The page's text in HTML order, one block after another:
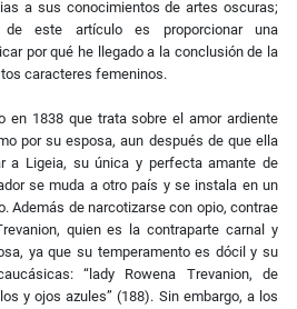
a sus conocimientos de artes oscuras;
este artículo es proporcionar una
por qué he llegado a la conclusión de la
caracteres femeninos.
en 1838 que trata sobre el amor ardiente
por su esposa, aun después de que ella
a Ligeia, su única y perfecta amante de
se muda a otro país y se instala en un
Además de narcotizarse con opio, contrae
quien es la contraparte carnal y
ya que su temperamento es dócil y su
“lady Rowena Trevanion, de
y ojos azules” (188). Sin embargo, a los